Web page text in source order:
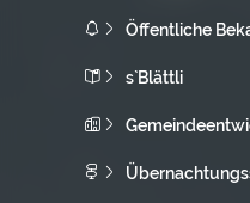
Öffentliche
s`Blättli